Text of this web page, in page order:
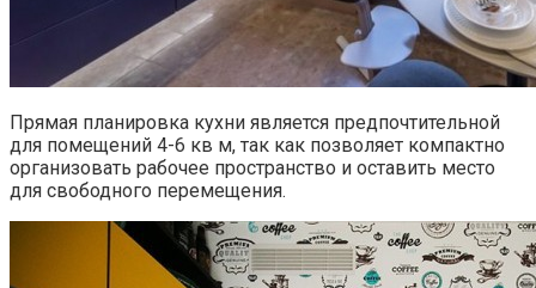
Прямая планировка кухни является предпочтительной
для помещений 4-6 кв м, так как позволяет компактно
организовать рабочее пространство и оставить место
для свободного перемещения.